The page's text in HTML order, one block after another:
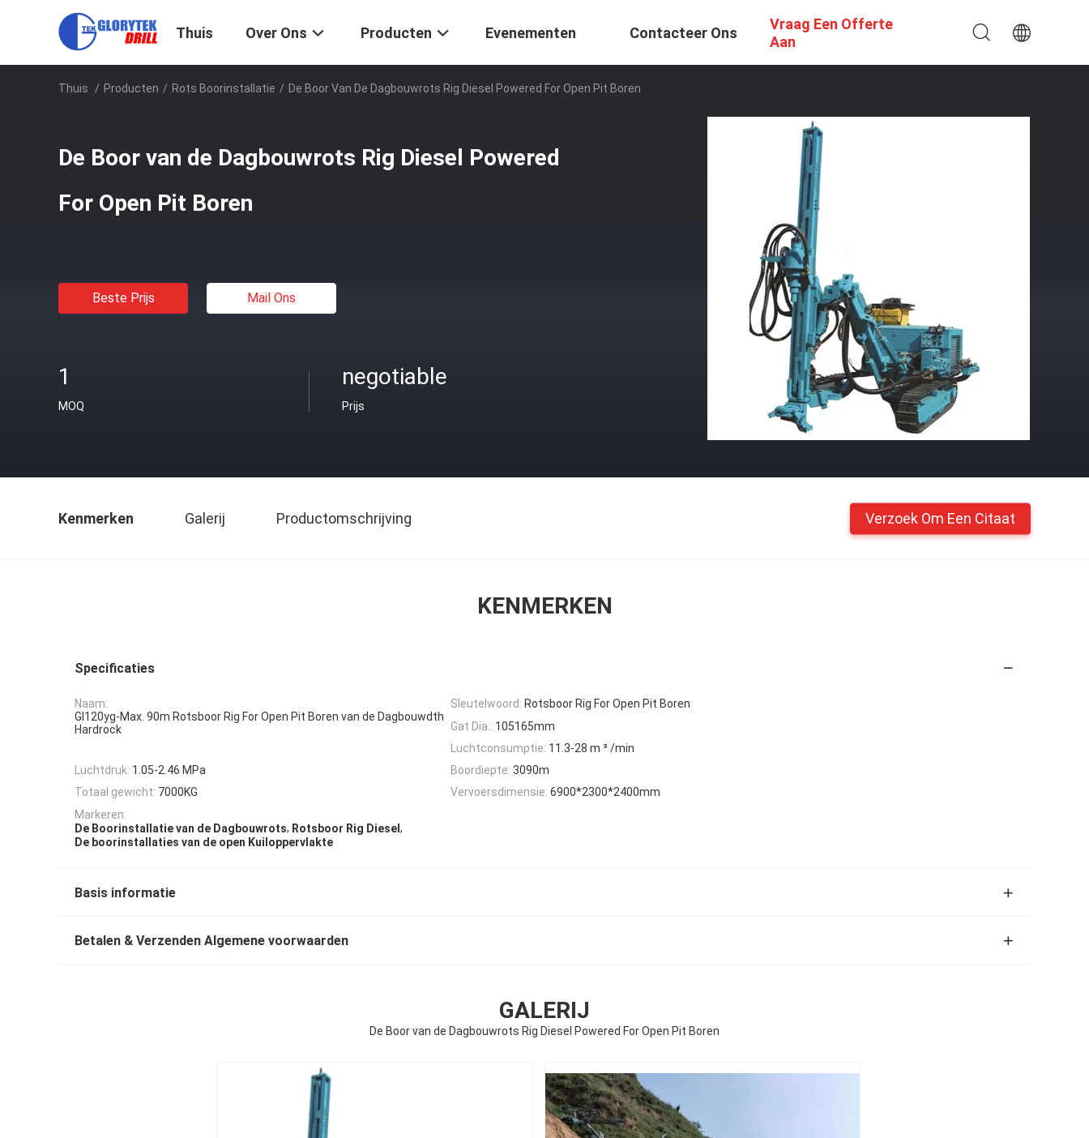
Thuis Over Ons Producten Evenementen Contacteer Ons
Vraag Een Offerte
Aan
Thuis / Producten / Rots Boorinstallatie / De Boor Van De Dagbouwrots Rig Diesel Powered For Open Pit Boren
De Boor van de Dagbouwrots Rig Diesel Powered
For Open Pit Boren
Beste Prijs Mail Ons
1
MOQ
negotiable
Prijs
Kenmerken Galerij Productomschrijving Verzoek Om Een Citaat
KENMERKEN
Specificaties
Naam:
Gl120yg-Max. 90m Rotsboor Rig For Open Pit Boren van de Dagbouwdth
Hardrock
Sleutelwoord: Rotsboor Rig For Open Pit Boren
Gat Dia.: 105165mm
Luchtconsumptie: 11.3-28 m ³ /min
Luchtdruk: 1.05-2.46 MPa Boordiepte: 3090m
Totaal gewicht: 7000KG Vervoersdimensie: 6900*2300*2400mm
Markeren:
De Boorinstallatie van de Dagbouwrots, Rotsboor Rig Diesel ,
De boorinstallaties van de open Kuiloppervlakte
Basis informatie
Betalen & Verzenden Algemene voorwaarden
GALERIJ
De Boor van de Dagbouwrots Rig Diesel Powered For Open Pit Boren